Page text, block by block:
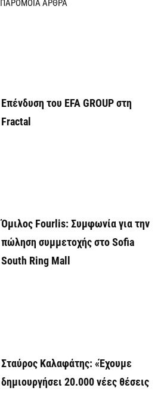
ΠΑΡΟΜΟΙΑ ΑΡΘΡΑ
Επένδυση του EFA GROUP στη
Fractal
Όμιλος Fourlis: Συμφωνία για την
πώληση συμμετοχής στο Sofia
South Ring Mall
Σταύρος Καλαφάτης: «Έχουμε
δημιουργήσει 20.000 νέες θέσεις